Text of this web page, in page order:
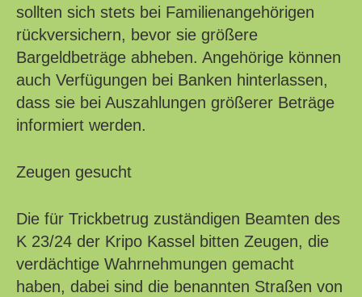
sollten sich stets bei Familienangehörigen
rückversichern, bevor sie größere
Bargeldbeträge abheben. Angehörige können
auch Verfügungen bei Banken hinterlassen,
dass sie bei Auszahlungen größerer Beträge
informiert werden.
Zeugen gesucht
Die für Trickbetrug zuständigen Beamten des
K 23/24 der Kripo Kassel bitten Zeugen, die
verdächtige Wahrnehmungen gemacht
haben, dabei sind die benannten Straßen von